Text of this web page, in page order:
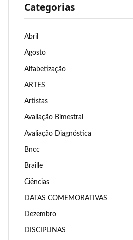
Categorias
Abril
Agosto
Alfabetização
ARTES
Artistas
Avaliação Bimestral
Avaliação Diagnóstica
Bncc
Braille
Ciências
DATAS COMEMORATIVAS
Dezembro
DISCIPLINAS